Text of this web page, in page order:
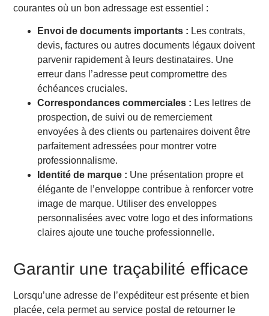
courantes où un bon adressage est essentiel :
Envoi de documents importants : Les contrats,
devis, factures ou autres documents légaux doivent
parvenir rapidement à leurs destinataires. Une
erreur dans l’adresse peut compromettre des
échéances cruciales.
Correspondances commerciales : Les lettres de
prospection, de suivi ou de remerciement
envoyées à des clients ou partenaires doivent être
parfaitement adressées pour montrer votre
professionnalisme.
Identité de marque : Une présentation propre et
élégante de l’enveloppe contribue à renforcer votre
image de marque. Utiliser des enveloppes
personnalisées avec votre logo et des informations
claires ajoute une touche professionnelle.
Garantir une traçabilité efficace
Lorsqu’une adresse de l’expéditeur est présente et bien
placée, cela permet au service postal de retourner le